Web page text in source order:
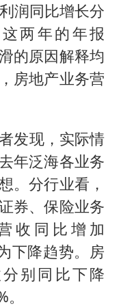
润同比增长分
两年的年报
的原因解释均
房地产业务营
发现，实际情
年泛海各业务
。分行业看，
券、保险业务
收同比增加
下降趋势。房
别同比下降